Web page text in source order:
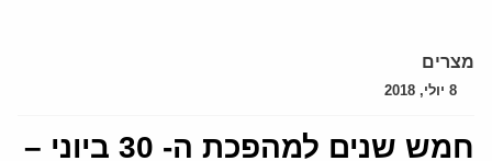
מצרים
8 יולי, 2018
חמש שנים למהפכת ה- 30 ביוני –